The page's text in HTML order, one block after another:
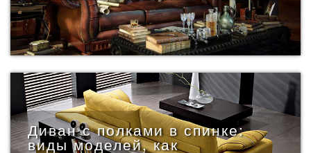
Диван с полками в спинке:
виды моделей, как